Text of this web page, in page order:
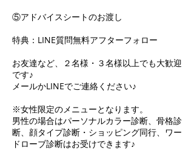
⑤アドバイスシートのお渡し
特典：LINE質問無料アフターフォロー
お友達など、２名様・３名様以上でも大歓迎
です♪
メールかLINEでご連絡ください♪
※女性限定のメニューとなります。
男性の場合はパーソナルカラー診断、骨格診
断、顔タイプ診断・ショッピング同行、ワー
ドローブ診断はお受けできます♪